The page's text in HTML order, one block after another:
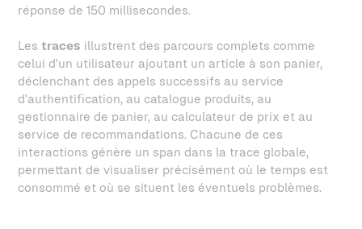
réponse de 150 millisecondes.
Lestraces illustrent des parcours complets comme
celui d'un utilisateur ajoutant un article à son panier,
déclenchant des appels successifs au service
d'authentification, au catalogue produits, au
gestionnaire de panier, au calculateur de prix et au
service de recommandations. Chacune de ces
interactions génère un span dans la trace globale,
permettant de visualiser précisément où le temps est
consommé et où se situent les éventuels problèmes.